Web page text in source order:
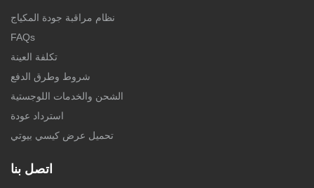
نظام مراقبة جودة المكياج
FAQs
تكلفة العينة
شروط وطرق الدفع
الشحن والخدمات اللوجستية
استرداد عودة
تحميل عرض كيسي بيوتي
اتصل بنا